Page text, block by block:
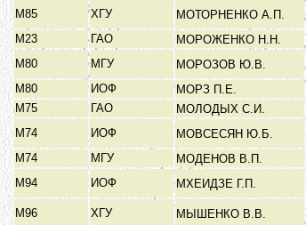
М85
ХГУ МОТОРНЕНКО А.П.
М23
ГАО МОРОЖЕНКО Н.Н.
М80
МГУ МОРОЗОВ Ю.В.
М80
ИОФ МОРЗ П.Е.
М75
ГАО МОЛОДЫХ С.И.
М74
ИОФ МОВСЕСЯН Ю.Б.
М74
МГУ МОДЕНОВ В.П.
М94
ИОФ МХЕИДЗЕ Г.П.
М96 ХГУ МЫШЕНКО В.В.